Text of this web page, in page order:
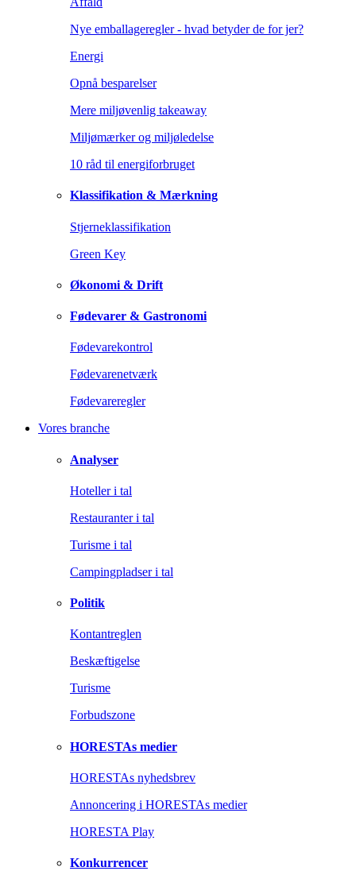
Nye emballageregler - hvad betyder de for jer?
Energi
Opnå besparelser
Mere miljøvenlig takeaway
Miljømærker og miljøledelse
10 råd til energiforbruget
Klassifikation & Mærkning
Stjerneklassifikation
Green Key
Økonomi & Drift
Fødevarer & Gastronomi
Fødevarekontrol
Fødevarenetværk
Fødevareregler
Vores branche
Analyser
Hoteller i tal
Restauranter i tal
Turisme i tal
Campingpladser i tal
Politik
Kontantreglen
Beskæftigelse
Turisme
Forbudszone
HORESTAs medier
HORESTAs nyhedsbrev
Annoncering i HORESTAs medier
HORESTA Play
Konkurrencer